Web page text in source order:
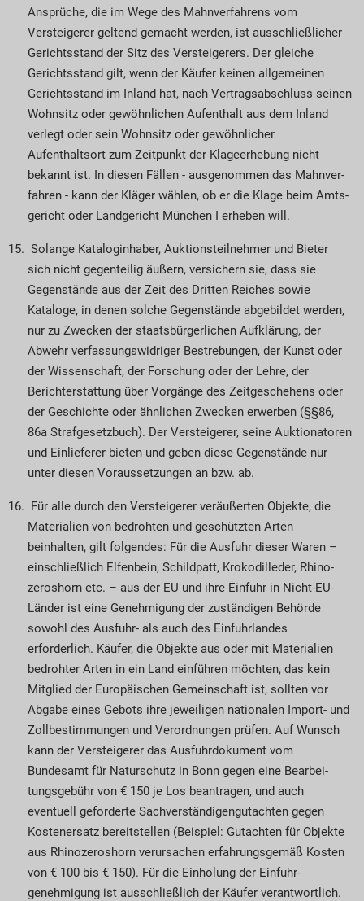
Ansprüche, die im Wege des Mahnverfahrens vom
Versteigerer geltend ge­­macht werden, ist ausschließlicher
Gerichtsstand der Sitz des Versteigerers. Der gleiche
Gerichts­stand gilt, wenn der Käufer keinen allgemeinen
Gerichtsstand im Inland hat, nach Vertrags­­abschluss seinen
Wohnsitz oder gewöhnlichen Auf­ent­halt aus dem Inland
verlegt oder sein Wohnsitz oder gewöhnlicher
Aufenthaltsort zum Zeitpunkt der Klageerhebung nicht
bekannt ist. In diesen Fällen - ausgenommen das Mahn­ver­
fahren - kann der Kläger wählen, ob er die Klage beim Amts­
gericht oder Landgericht München I erheben will.
Solange Kataloginhaber, Auktionsteilnehmer und Bieter
sich nicht gegenteilig äußern, versichern sie, dass sie
Gegenstände aus der Zeit des Dritten Reiches sowie
Kataloge, in denen solche Gegenstände abgebildet werden,
nur zu Zwecken der staatsbürgerlichen Aufklärung, der
Abwehr verfassungswidriger Bestrebungen, der Kunst oder
der Wissenschaft, der Forschung oder der Lehre, der
Berichterstattung über Vorgänge des Zeit­geschehens oder
der Geschichte oder ähnlichen Zwecken erwerben (§§86,
86a Straf­ge­setz­buch). Der Versteigerer, seine Auktionatoren
und Ein­lieferer bieten und geben diese Gegenstände nur
unter diesen Voraussetzungen an bzw. ab.
Für alle durch den Versteigerer veräußerten Ob­­­jekte, die
Materialien von bedrohten und ge­­schützten Arten
beinhalten, gilt folgendes: Für die Ausfuhr dieser Waren –
einschließlich Elfen­bein, Schildpatt, Krokodilleder, Rhino­
zeroshorn etc. – aus der EU und ihre Ein­fuhr in Nicht-EU-
Länder ist eine Geneh­migung der zuständigen Behörde
sowohl des Ausfuhr- als auch des Einfuhrlandes
erforderlich. Käufer, die Objekte aus oder mit Materialien
bedrohter Arten in ein Land einführen möchten, das kein
Mitglied der Europäischen Gemeinschaft ist, sollten vor
Abgabe eines Gebots ihre jeweiligen nationalen Import- und
Zoll­bestimmungen und Ver­ord­nun­gen prüfen. Auf Wunsch
kann der Versteigerer das Aus­fuhr­­dokument vom
Bundesamt für Natur­schutz in Bonn gegen eine Bearbei­
tungs­gebühr von € 150 je Los beantragen, und auch
eventuell geforderte Sach­ver­ständigengutachten gegen
Kostenersatz bereitstellen (Beispiel: Gutachten für Objekte
aus Rhinozeroshorn verursachen erfahrungsgemäß Kosten
von € 100 bis € 150). Für die Einholung der Einfuhr­
genehmigung ist ausschließlich der Käufer verantwortlich.